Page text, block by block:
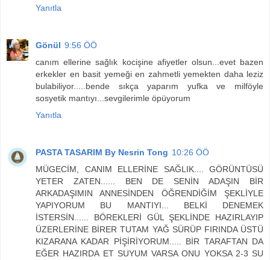
Yanıtla
Gönül 9:56 ÖÖ
canım ellerine sağlık kocişine afiyetler olsun...evet bazen
erkekler en basit yemeği en zahmetli yemekten daha leziz
bulabiliyor.....bende sıkça yaparım yufka ve milföyle
sosyetik mantıyı...sevgilerimle öpüyorum
Yanıtla
PASTA TASARIM By Nesrin Tong 10:26 ÖÖ
MÜGECİM, CANIM ELLERİNE SAĞLIK.... GÖRÜNTÜSÜ
YETER ZATEN...... BEN DE SENİN ADAŞIN BİR
ARKADAŞIMIN ANNESİNDEN ÖĞRENDİĞİM ŞEKLİYLE
YAPIYORUM BU MANTIYI... BELKİ DENEMEK
İSTERSİN...... BÖREKLERİ GÜL ŞEKLİNDE HAZIRLAYIP
ÜZERLERİNE BİRER TUTAM YAĞ SÜRÜP FIRINDA ÜSTÜ
KIZARANA KADAR PİŞİRİYORUM..... BİR TARAFTAN DA
EĞER HAZIRDA ET SUYUM VARSA ONU YOKSA 2-3 SU